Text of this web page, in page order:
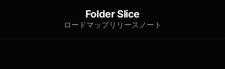
Folder Slice
ロードマップリリースノート